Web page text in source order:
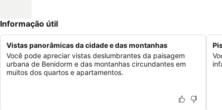
Informação útil
Vistas panorâmicas da cidade e das montanhas
Você pode apreciar vistas deslumbrantes da paisagem
urbana de Benidorm e das montanhas circundantes em
muitos dos quartos e apartamentos.